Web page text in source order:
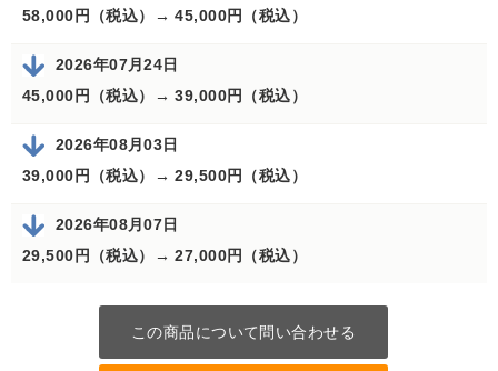
58,000円（税込）→ 45,000円（税込）
2026年07月24日
45,000円（税込）→ 39,000円（税込）
2026年08月03日
39,000円（税込）→ 29,500円（税込）
2026年08月07日
29,500円（税込）→ 27,000円（税込）
この商品について問い合わせる